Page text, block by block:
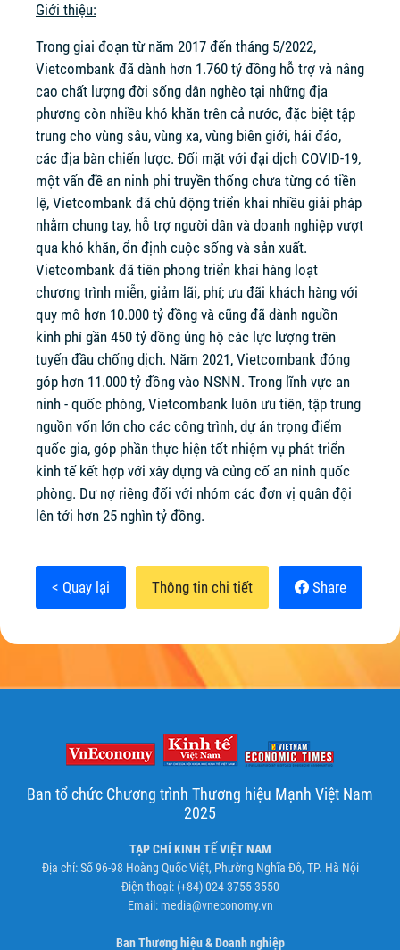
Giới thiệu:
Trong giai đoạn từ năm 2017 đến tháng 5/2022,
Vietcombank đã dành hơn 1.760 tỷ đồng hỗ trợ và nâng
cao chất lượng đời sống dân nghèo tại những địa
phương còn nhiều khó khăn trên cả nước, đặc biệt tập
trung cho vùng sâu, vùng xa, vùng biên giới, hải đảo,
các địa bàn chiến lược. Đối mặt với đại dịch COVID-19,
một vấn đề an ninh phi truyền thống chưa từng có tiền
lệ, Vietcombank đã chủ động triển khai nhiều giải pháp
nhằm chung tay, hỗ trợ người dân và doanh nghiệp vượt
qua khó khăn, ổn định cuộc sống và sản xuất.
Vietcombank đã tiên phong triển khai hàng loạt
chương trình miễn, giảm lãi, phí; ưu đãi khách hàng với
quy mô hơn 10.000 tỷ đồng và cũng đã dành nguồn
kinh phí gần 450 tỷ đồng ủng hộ các lực lượng trên
tuyến đầu chống dịch. Năm 2021, Vietcombank đóng
góp hơn 11.000 tỷ đồng vào NSNN. Trong lĩnh vực an
ninh - quốc phòng, Vietcombank luôn ưu tiên, tập trung
nguồn vốn lớn cho các công trình, dự án trọng điểm
quốc gia, góp phần thực hiện tốt nhiệm vụ phát triển
kinh tế kết hợp với xây dựng và củng cố an ninh quốc
phòng. Dư nợ riêng đối với nhóm các đơn vị quân đội
lên tới hơn 25 nghìn tỷ đồng.
< Quay lại Thông tin chi tiết Share
Ban tổ chức Chương trình Thương hiệu Mạnh Việt Nam
2025
TẠP CHÍ KINH TẾ VIỆT NAM
Địa chỉ: Số 96-98 Hoàng Quốc Việt, Phường Nghĩa Đô, TP. Hà Nội
Điện thoại: (+84) 024 3755 3550
Email: media@vneconomy.vn
Ban Thương hiệu & Doanh nghiệp